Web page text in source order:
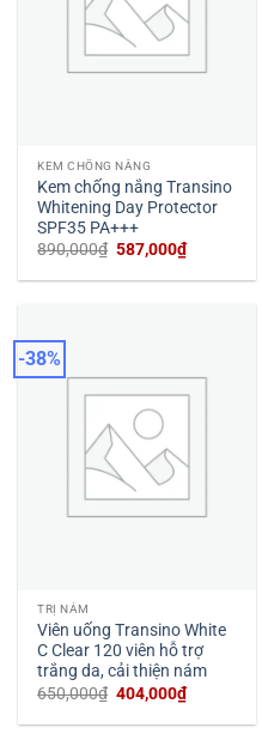
KEM CHỐNG NẮNG
Kem chống nắng Transino
Whitening Day Protector
SPF35 PA+++
890,000₫ Giá
là:
587,000₫Giá
hiện
tại
-38%
TRỊ NÁM
Viên uống Transino White
C Clear 120 viên hỗ trợ
trắng da, cải thiện nám
650,000₫ Giá
là:
404,000₫Giá
hiện
tại